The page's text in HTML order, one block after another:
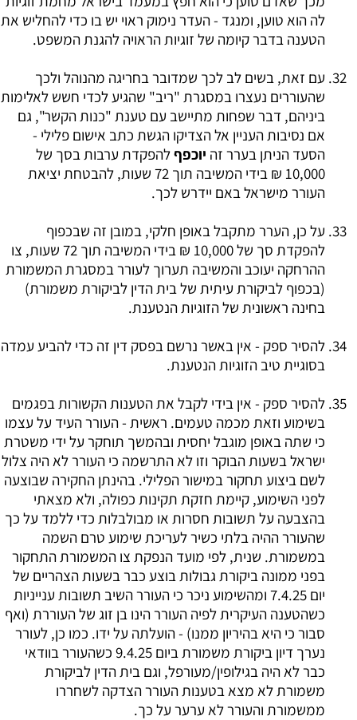
לה הוא טוען, ומנגד - העדר נימוק ראוי יש בו כדי להחליש את
הטענה בדבר קיומה של זוגיות הראויה להגנת המשפט.
עם זאת, בשים לב לכך שמדובר בחריגה מהנוהל ולכך
שהעוררים נעצרו במסגרת "ריב" שהגיע לכדי חשש לאלימות
ביניהם, דבר שפחות מתיישב עם טענת "כנות הקשר", גם
אם נסיבות העניין אל הצדיקו הגשת כתב אישום פלילי -
הסעד הניתן בערר זה יוכפףלהפקדת ערבות בסך של
10,000 ₪ בידי המשיבה תוך 72 שעות, להבטחת יציאת
העורר מישראל באם יידרש לכך.
על כן, הערר מתקבל באופן חלקי, במובן זה שבכפוף
להפקדת סך של 10,000 ₪ בידי המשיבה תוך 72 שעות, צו
ההרחקה יעוכב והמשיבה תערוך לעורר במסגרת המשמורת
(בכפוף לביקורת עיתית של בית הדין לביקורת משמורת)
בחינה ראשונית של הזוגיות הנטענת.
להסיר ספק - אין באשר נרשם בפסק דין זה כדי להביע עמדה
בסוגיית טיב הזוגיות הנטענת.
להסיר ספק - אין בידי לקבל את הטענות הקשורות בפגמים
בשימוע וזאת מכמה טעמים. ראשית - העורר העיד על עצמו
כי שתה באופן מוגבל יחסית ובהמשך תוחקר על ידי משטרת
ישראל בשעות הבוקר וזו לא התרשמה כי העורר לא היה צלול
לשם ביצוע תחקור במישור הפלילי. בהינתן החקירה שבוצעה
לפני השימוע, קיימת חזקת תקינות כפולה, ולא מצאתי
בהצבעה על תשובות חסרות או מבולבלות כדי ללמד על כך
שהעורר ההיה בלתי כשיר לעריכת שימוע טרם השמה
במשמורת. שנית, לפי מועד הנפקת צו המשמורת התחקור
בפני ממונה ביקורת גבולות בוצע כבר בשעות הצהריים של
יום 7.4.25 ומהשימוע ניכר כי העורר השיב תשובות ענייניות
כשהטענה העיקרית לפיה העורר הינו בן זוג של העוררת (ואף
סבור כי היא בהיריון ממנו) - הועלתה על ידו. כמו כן, לעורר
נערך דיון ביקורת משמורת ביום 9.4.25 כשהעורר בוודאי
כבר לא היה בגילופין/מעורפל, וגם בית הדין לביקורת
משמורת לא מצא בטענות העורר הצדקה לשחררו
ממשמורת והעורר לא ערער על כך.